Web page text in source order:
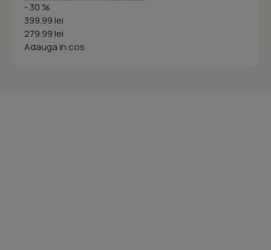
- 30 %
399.99 lei
279.99 lei
Adauga in cos